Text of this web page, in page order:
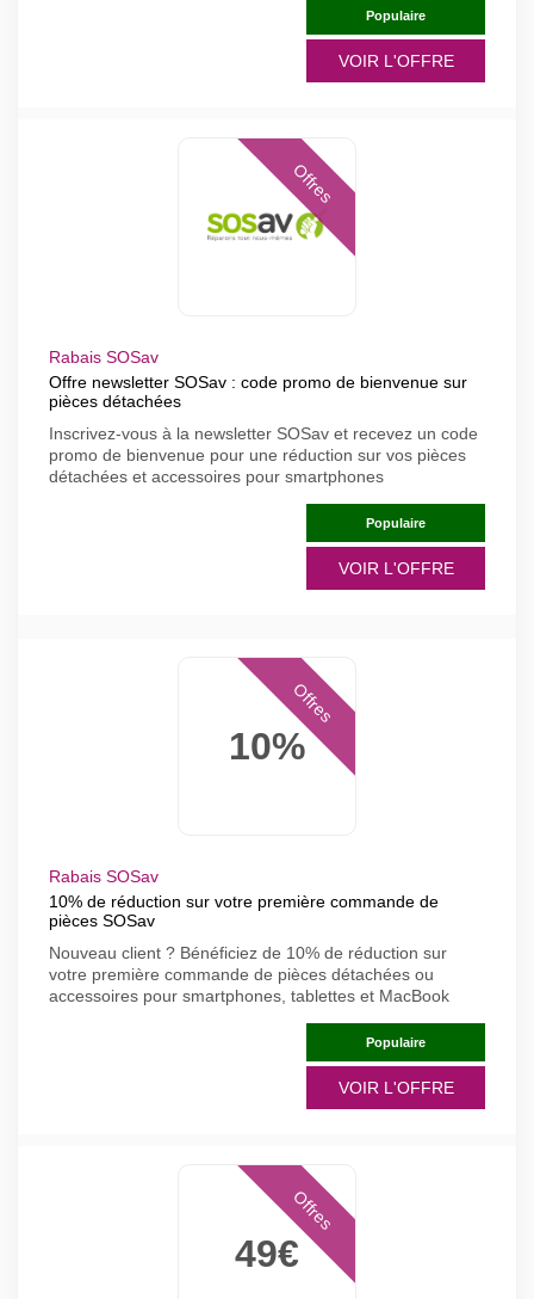
Populaire
VOIR L'OFFRE
Offres
Rabais SOSav
Offre newsletter SOSav : code promo de bienvenue sur
pièces détachées
Inscrivez-vous à la newsletter SOSav et recevez un code
promo de bienvenue pour une réduction sur vos pièces
détachées et accessoires pour smartphones
Populaire
VOIR L'OFFRE
10%
Offres
Rabais SOSav
10% de réduction sur votre première commande de
pièces SOSav
Nouveau client ? Bénéficiez de 10% de réduction sur
votre première commande de pièces détachées ou
accessoires pour smartphones, tablettes et MacBook
Populaire
VOIR L'OFFRE
49€
Offres